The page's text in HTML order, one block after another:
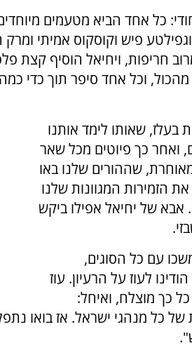
כל אחד הביא מטעמים
פיש וקוסקוס אמיתי
חריפות, ויחיאל הוסיף קצת
וכל אחד סיפר תוך כדי
בעלז, שאותו לימד אותנו
ואחר כך פיוטים מכל שאר
שההורים שלנו באו
הזמירות המגוונות שלנו
של יחיאל אפילו ביקש
עם כל הסוגים,
לעוז על הרעיון. עוז
כך מוצלח, ואיחל:
של כל מנהגי ישראל. אז בואו